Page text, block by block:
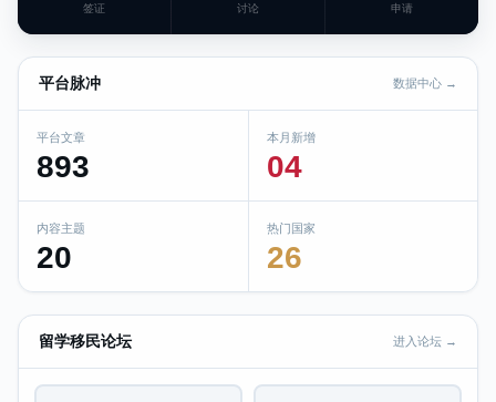
签证 讨论 申请
平台脉冲 数据中心 →
平台文章
893
本月新增
04
内容主题
20
热门国家
26
留学移民论坛 进入论坛 →